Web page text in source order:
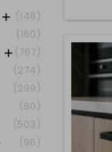
146
160
767
274
299
80
503
96
120